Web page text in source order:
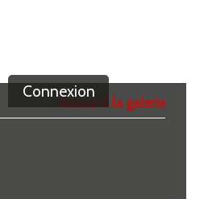
Connexion
Retour à la galerie